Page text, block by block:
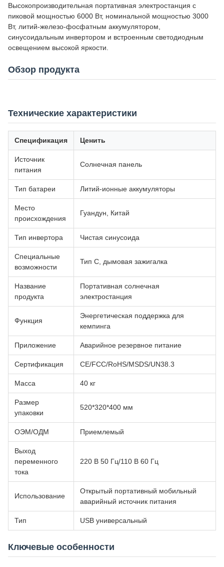
Высокопроизводительная портативная электростанция с
пиковой мощностью 6000 Вт, номинальной мощностью 3000
Вт, литий-железо-фосфатным аккумулятором,
синусоидальным инвертором и встроенным светодиодным
освещением высокой яркости.
Обзор продукта
Технические характеристики
Спецификация Ценить
Источник
питания
Солнечная панель
Тип батареи Литий-ионные аккумуляторы
Место
происхождения
Гуандун, Китай
Тип инвертора Чистая синусоида
Специальные
возможности
Тип C, дымовая зажигалка
Название
продукта
Портативная солнечная
электростанция
Функция
Энергетическая поддержка для
кемпинга
Приложение Аварийное резервное питание
Сертификация CE/FCC/RoHS/MSDS/UN38.3
Масса 40 кг
Размер
упаковки
520*320*400 мм
ОЭМ/ОДМ Приемлемый
Выход
переменного
тока
220 В 50 Гц/110 В 60 Гц
Использование
Открытый портативный мобильный
аварийный источник питания
Тип USB универсальный
Ключевые особенности